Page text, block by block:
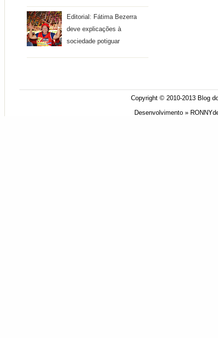
Editorial: Fátima Bezerra
deve explicações à
sociedade potiguar
Copyright © 2010-2013 Blog
Desenvolvimento »